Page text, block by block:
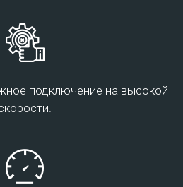
подключение на высокой
обработки данных АО
по сервисной модели
легко
элементов ИТ-
к ним через сеть Интернет, то
вашего места расположения